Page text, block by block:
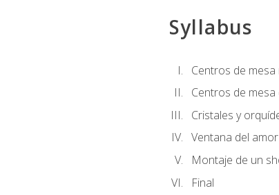
Syllabus
Centros de
Centros de mesa
Cristales y
Ventana del amor
Montaje de un
Final